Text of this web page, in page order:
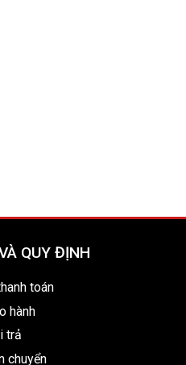
QUY ĐỊNH
toán
hành
trả
chuyển